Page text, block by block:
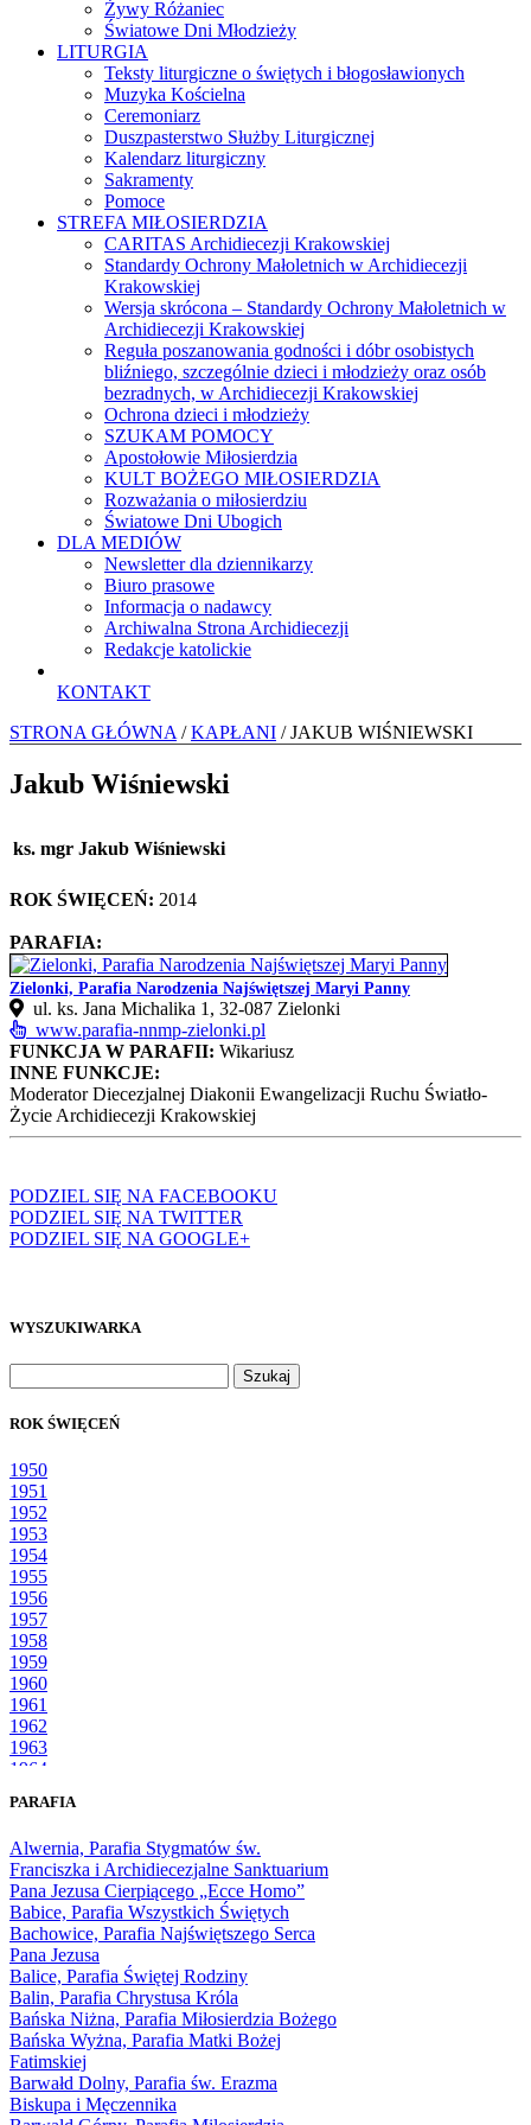
Żywy Różaniec
Światowe Dni Młodzieży
LITURGIA
Teksty liturgiczne o świętych i błogosławionych
Muzyka Kościelna
Ceremoniarz
Duszpasterstwo Służby Liturgicznej
Kalendarz liturgiczny
Sakramenty
Pomoce
STREFA MIŁOSIERDZIA
CARITAS Archidiecezji Krakowskiej
Standardy Ochrony Małoletnich w Archidiecezji
Krakowskiej
Wersja skrócona – Standardy Ochrony Małoletnich w
Archidiecezji Krakowskiej
Reguła poszanowania godności i dóbr osobistych
bliźniego, szczególnie dzieci i młodzieży oraz osób
bezradnych, w Archidiecezji Krakowskiej
Ochrona dzieci i młodzieży
SZUKAM POMOCY
Apostołowie Miłosierdzia
KULT BOŻEGO MIŁOSIERDZIA
Rozważania o miłosierdziu
Światowe Dni Ubogich
DLA MEDIÓW
Newsletter dla dziennikarzy
Biuro prasowe
Informacja o nadawcy
Archiwalna Strona Archidiecezji
Redakcje katolickie
KONTAKT
STRONA GŁÓWNA /KAPŁANI / JAKUB WIŚNIEWSKI
Jakub Wiśniewski
ks. mgr Jakub Wiśniewski
ROK ŚWIĘCEŃ: 2014
PARAFIA:
Zielonki, Parafia Narodzenia Najświętszej Maryi Panny
ul. ks. Jana Michalika 1, 32-087 Zielonki
www.parafia-nnmp-zielonki.pl
FUNKCJA W PARAFII: Wikariusz
INNE FUNKCJE:
Moderator Diecezjalnej Diakonii Ewangelizacji Ruchu Światło-
Życie Archidiecezji Krakowskiej
PODZIEL SIĘ NA FACEBOOKU
PODZIEL SIĘ NA TWITTER
PODZIEL SIĘ NA GOOGLE+
WYSZUKIWARKA
ROK ŚWIĘCEŃ
1950
1951
1952
1953
1954
1955
1956
1957
1958
1959
1960
1961
1962
1963
1964
1966
1968
1969
1970
1971
1972
1973
1974
1975
1976
1977
1978
1979
1980
PARAFIA
Alwernia, Parafia Stygmatów św.
Franciszka i Archidiecezjalne Sanktuarium
Pana Jezusa Cierpiącego „Ecce Homo”
Babice, Parafia Wszystkich Świętych
Bachowice, Parafia Najświętszego Serca
Pana Jezusa
Balice, Parafia Świętej Rodziny
Balin, Parafia Chrystusa Króla
Bańska Niżna, Parafia Miłosierdzia Bożego
Bańska Wyżna, Parafia Matki Bożej
Fatimskiej
Barwałd Dolny, Parafia św. Erazma
Biskupa i Męczennika